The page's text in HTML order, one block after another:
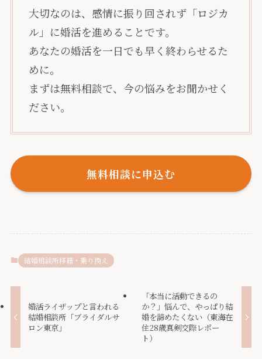
大切なのは、感情に振り回されず「ロジカ
ル」に婚活を進めることです。
あなたの婚活を一日でも早く終わらせるた
めに。
まずは無料相談で、今の悩みをお聞かせく
ださい。
無料相談に申込む
結婚相談所移籍・乗り換え
婚活ライザップと言われる
結婚相談所「ブライダルサ
ロン東京」
「本当に活動できるの
か？」悩んで、やっぱり結
婚を諦めたくない（東海在
住28歳真剣交際レポー
ト）